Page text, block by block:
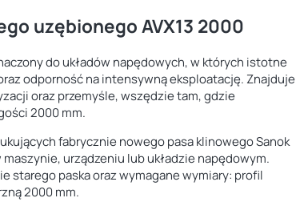
uzębionego AVX13 2000
do układów napędowych, w których istotne
odporność na intensywną eksploatację. Znajduje
oraz przemyśle, wszędzie tam, gdzie
2000 mm.
fabrycznie nowego pasa klinowego Sanok
urządzeniu lub układzie napędowym.
starego paska oraz wymagane wymiary: profil
2000 mm.